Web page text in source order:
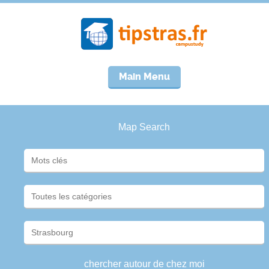
Main Menu
Map Search
chercher autour de chez moi